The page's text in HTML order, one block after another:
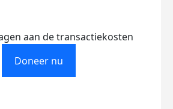
aan de transactiekosten
Doneer nu